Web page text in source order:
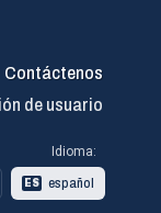
Contáctenos
de usuario
Idioma:
ES español